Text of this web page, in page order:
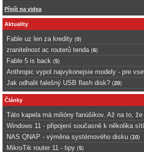
Přejít na videa
Aktuality
Fable uz len za kredity (0)
zranitelnost ac routerů tenda (6)
Fable 5 is back (5)
Anthropic vypol najvykonejsie modely - pre
Jak odhalit falešný USB flash disk? (20)
Články
Táto kapela má milióny fanúšikov. Až na to, že
Windows 11 - připojení současně k několika
NAS QNAP - výměna systémového disku (10)
MikroTik router 11 - tipy (5)